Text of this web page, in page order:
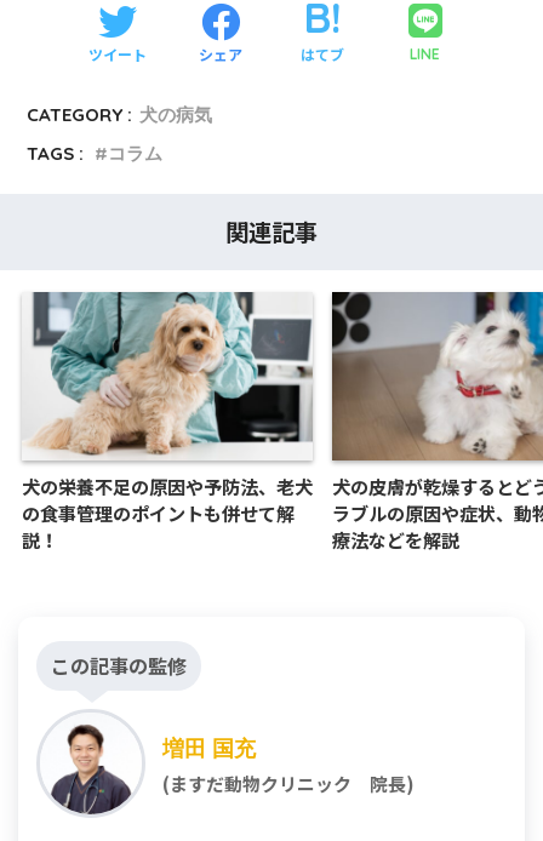
ツイート シェア はてブ LINE
CATEGORY : 犬の病気
TAGS :
コラム
関連記事
犬の栄養不足の原因や予防法、老犬
の食事管理のポイントも併せて解
説！
犬の皮膚が乾燥するとど
ラブルの原因や症状、動
療法などを解説
この記事の監修
増田 国充
(ますだ動物クリニック 院長)